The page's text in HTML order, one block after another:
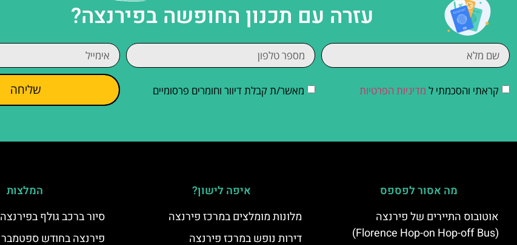
עזרה עם תכנון החופשה בפירנצה?
קראתי והסכמתי ל מדיניות הפרטיות מאשר/ת קבלת דיוור וחומרים פרסומיים שליחה
מה אסור לפספס
אוטובוס התיירים של פירנצה
(Florence Hop-on Hop-off Bus)
איפה לישון?
מלונות מומלצים במרכז פירנצה
דירות נופש במרכז פירנצה
המלצות
סיור ברכב גולף בפירנצה
פירנצה בחודש ספטמבר